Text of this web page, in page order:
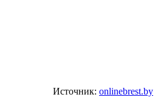
Источник: onlinebrest.by